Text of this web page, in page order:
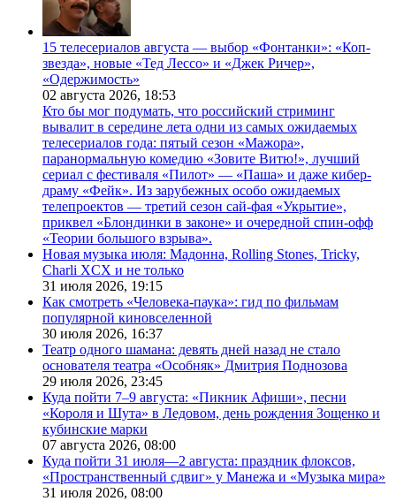
15 телесериалов августа — выбор «Фонтанки»: «Коп-
звезда», новые «Тед Лессо» и «Джек Ричер»,
«Одержимость»
02 августа 2026, 18:53
Кто бы мог подумать, что российский стриминг
вывалит в середине лета одни из самых ожидаемых
телесериалов года: пятый сезон «Мажора»,
паранормальную комедию «Зовите Витю!», лучший
сериал с фестиваля «Пилот» — «Паша» и даже кибер-
драму «Фейк». Из зарубежных особо ожидаемых
телепроектов — третий сезон сай-фая «Укрытие»,
приквел «Блондинки в законе» и очередной спин-офф
«Теории большого взрыва».
Новая музыка июля: Мадонна, Rolling Stones, Tricky,
Charli XCX и не только
31 июля 2026, 19:15
Как смотреть «Человека-паука»: гид по фильмам
популярной киновселенной
30 июля 2026, 16:37
Театр одного шамана: девять дней назад не стало
основателя театра «Особняк» Дмитрия Поднозова
29 июля 2026, 23:45
Куда пойти 7–9 августа: «Пикник Афиши», песни
«Короля и Шута» в Ледовом, день рождения Зощенко и
кубинские марки
07 августа 2026, 08:00
Куда пойти 31 июля—2 августа: праздник флоксов,
«Пространственный сдвиг» у Манежа и «Музыка мира»
31 июля 2026, 08:00